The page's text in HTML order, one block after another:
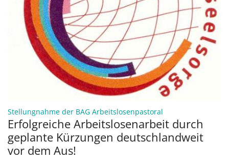
Stellungnahme der BAG Arbeitslosenpastoral
Erfolgreiche Arbeitslosenarbeit durch
geplante Kürzungen deutschlandweit
vor dem Aus!